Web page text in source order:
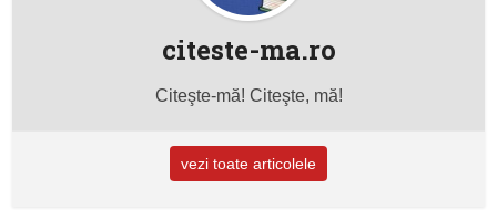
citeste-ma.ro
Citeşte-mă! Citeşte, mă!
vezi toate articolele